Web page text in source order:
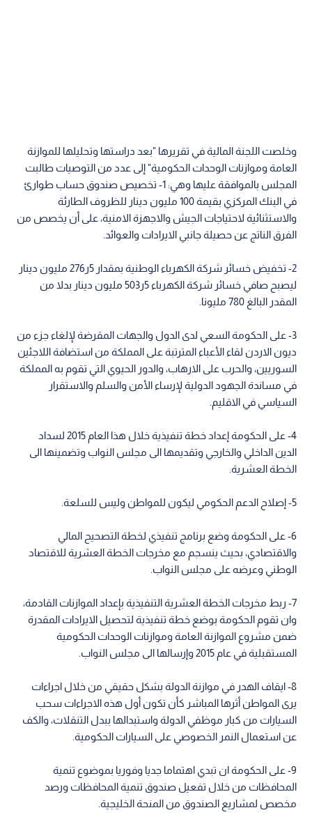
وخلصت اللجنة المالية في تقريرها "بعد دراستها وتحليلها للموازنة
العامة وموازنات الوحدات الحكومية" إلى عدد من التوصيات طالبت
المجلس بالموافقة عليها وهي: 1- تخصيص صندوق حساب طوارئ
في البنك المركزي بقيمة 100 مليون دينار للظروف الطارئة
والاستثنائية لاحتياجات الجيش والاجهزة الامنية، على أن يخصص من
الفرق الناتج عن حصيلة جانبي الايرادات والعوائد.
2- تخفيض خسائر شركة الكهرباء الوطنية بمقدار 5ر276 مليون دينار
ليصبح صافي خسائر شركة الكهرباء 5ر503 مليون دينار بدلا من
المقدر البالغ 780 مليونا.
3- على الحكومة السعي لدى الدول والجهات المقرضة لإلغاء جزء من
ديون الاردن لقاء الأعباء المترتبة على المملكة من استضافة اللاجئين
السوريين، والحرب على الارهاب، والدور الحيوي التي تقوم به المملكة
في مساندة الجهود الدولية لإرساء الأمن والسلم والاستقرار
السياسي في الاقليم.
4- على الحكومة إعداد خطة تنفيذية خلال هذا العام 2015 لسداد
الدين الداخلي والخارجي وتقديمها الى مجلس النواب وتضمينها الى
الخطة العشرية.
5- إصلاح الدعم الحكومي ليكون للمواطن وليس للسلعة.
6- على الحكومة وضع برنامج تنفيذي لخطة التصحيح المالي
والاقتصادي، بحيث ينسجم مع مخرجات الخطة العشرية للاقتصاد
الوطني وعرضه على مجلس النواب.
7- ربط مخرجات الخطة العشرية التنفيذية بإعداد الموازنات القادمة،
وان تقوم الحكومة بوضع خطة تنفيذية لتحصيل الايرادات المقدرة
ضمن مشروع الموازنة العامة وموازنات الوحدات الحكومية
المستقبلية في عام 2015 وإرسالها الى مجلس النواب.
8- ايقاف الهدر في موازنة الدولة بشكل حقيقي من خلال اجراءات
يرى المواطن أثرها المباشر كأن تكون أول هذه الاجراءات سحب
السيارات من كبار موظفي الدولة واستبدالها ببدل التنقلات، والكف
عن استعمال النمر الخصوصي على السيارات الحكومية.
9- على الحكومة ان تبدي اهتماما جديا وفوريا بموضوع تنمية
المحافظات من خلال تفعيل صندوق تنمية المحافظات ورصد
مخصص لمشاريع الصندوق من المنحة الخليجية.